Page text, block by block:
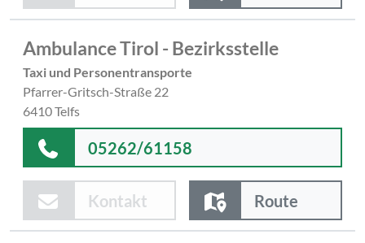
Ambulance Tirol - Bezirksstelle
Taxi und Personentransporte
Pfarrer-Gritsch-Straße 22
6410 Telfs
05262/61158
Kontakt Route